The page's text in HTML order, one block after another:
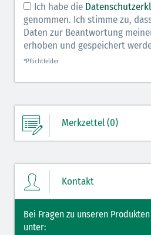
Ich habe die
genommen. Ich stimme zu,
Daten zur Beantwortung
erhoben und gespeichert
*Pflichtfelder
Merkzettel (0)
Kontakt
Bei Fragen zu unseren
unter: